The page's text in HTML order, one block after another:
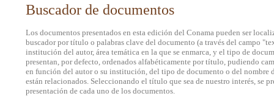
Buscador de documentos
Los documentos presentados en esta edición del Conama pueden ser
buscador por título o palabras clave del documento (a través del campo
institución del autor, área temática en la que se enmarca, y el tipo de
presentan, por defecto, ordenados alfabéticamente por título, pudiendo
en función del autor o su institución, del tipo de documento o del nombre
están relacionados. Seleccionando el título que sea de nuestro interés, se
presentación de cada uno de los documentos.